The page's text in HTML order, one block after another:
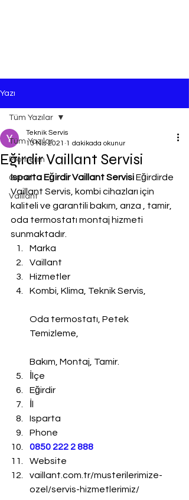
Yazı
Tüm Yazılar
Protherm
Genel
Vaillant
Tüm Yazılar
Eğirdir Vaillant Servisi
Teknik Servis
13 Nis 2021 1 dakikada okunur
Isparta Eğirdir Vaillant Servisi Eğirdirde
Vaillant Servis, kombi cihazları için
kaliteli ve garantili bakım, arıza , tamir,
oda termostatı montaj hizmeti
sunmaktadır.
Marka
Vaillant
Hizmetler
Kombi, Klima, Teknik Servis,
Oda termostatı, Petek
Temizleme,
Bakım, Montaj, Tamir.
İlçe
Eğirdir
Isparta
Phone
0850 222 2 888
Website
vaillant.com.tr/musterilerimize-
ozel/servis-hizmetlerimiz/